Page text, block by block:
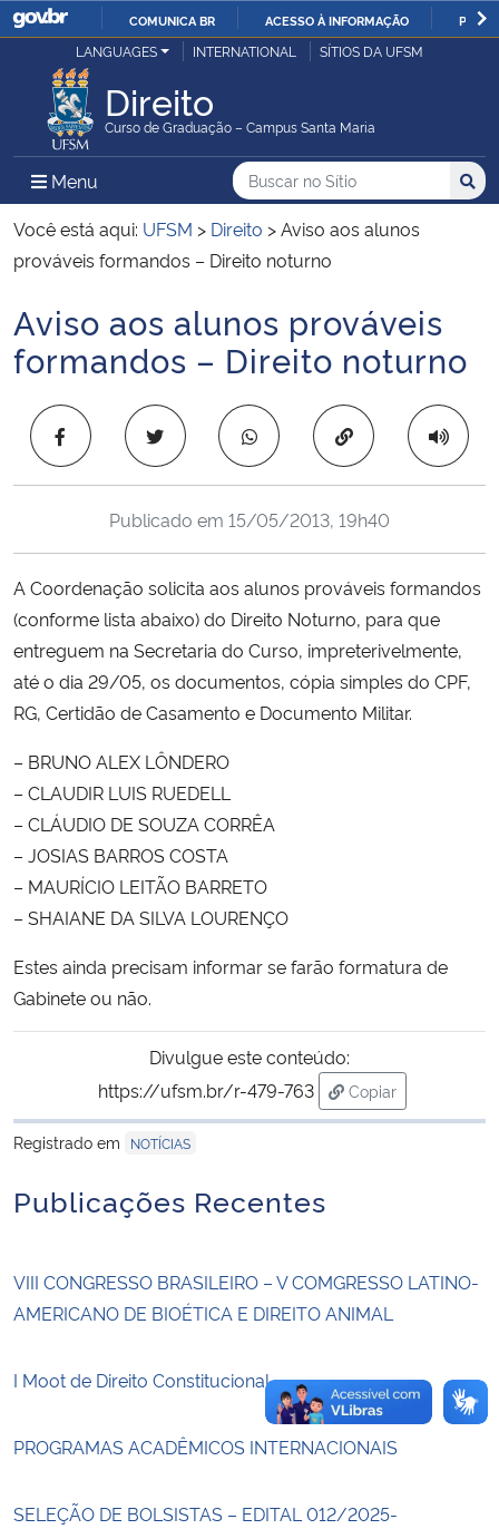
IR
COMUNICA BR ACESSO À INFORMAÇÃO
Ministério da Justiça e Segurança Pública
Ministério da Defesa
Ministério das Relações Exteriores
Ministério da Infraestrutura
Ministério da Educação
Ministério da Cidadania
Ministério da Ciência, Tecnologia, Inovações e Comunicações
Ministério do Meio Ambiente
Ministério do Turismo
Ministério do Desenvolvimento Regional
Controladoria-Geral da União
Ministério da Mulher, da Família e dos Direitos Humanos
Secretaria de Governo
Banco Central do Brasil
LANGUAGES INTERNATIONAL SÍTIOS DA UFSM
Direito
Curso de Graduação – Campus Santa Maria
Menu Menu Principal do Sítio
Busca
Buscar no no Sítio
Busca:
Você está aqui: UFSM > Direito >Aviso aos alunos
prováveis formandos – Direito noturno
Início do conteúdo
Aviso aos alunos prováveis
formandos – Direito noturno
Copiar para área
Publicado em 15/05/2013, 19h40
A Coordenação solicita aos alunos prováveis formandos
(conforme lista abaixo) do Direito Noturno, para que
entreguem na Secretaria do Curso, impreterivelmente,
até o dia 29/05, os documentos, cópia simples do CPF,
RG, Certidão de Casamento e Documento Militar.
– BRUNO ALEX LÔNDERO
– CLAUDIR LUIS RUEDELL
– CLÁUDIO DE SOUZA CORRÊA
– JOSIAS BARROS COSTA
– MAURÍCIO LEITÃO BARRETO
– SHAIANE DA SILVA LOURENÇO
Estes ainda precisam informar se farão formatura de
Gabinete ou não.
Divulgue este conteúdo:
https://ufsm.br/r-479-763
Copiar
para área de
Registrado em
NOTÍCIAS
Publicações Recentes
VIII CONGRESSO BRASILEIRO – V COMGRESSO LATINO-
AMERICANO DE BIOÉTICA E DIREITO ANIMAL
I Moot de Direito Constitucional
PROGRAMAS ACADÊMICOS INTERNACIONAIS
SELEÇÃO DE BOLSISTAS – EDITAL 012/2025-